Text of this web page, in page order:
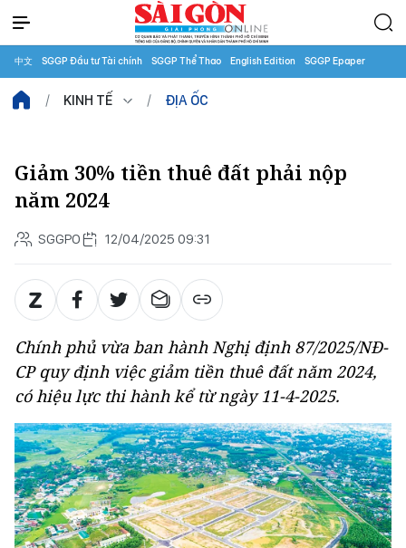
中文 SGGP Đầu tư Tài chính SGGP Thể Thao English Edition SGGP Epaper
KINH TẾ ĐỊA ỐC
Giảm 30% tiền thuê đất phải nộp
năm 2024
SGGPO 12/04/2025 09:31
Chính phủ vừa ban hành Nghị định 87/2025/NĐ-
CP quy định việc giảm tiền thuê đất năm 2024,
có hiệu lực thi hành kể từ ngày 11-4-2025.